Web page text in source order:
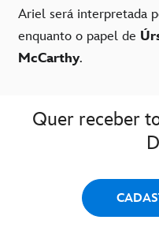
Ariel será interpretada
enquanto o papel de
McCarthy.
Quer receber